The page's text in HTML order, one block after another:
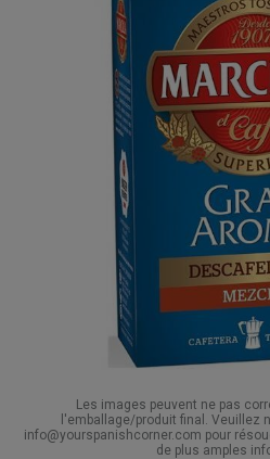
Les images peuvent ne pas
l'emballage/produit final. Veuillez
info@yourspanishcorner.com pour
de plus amples